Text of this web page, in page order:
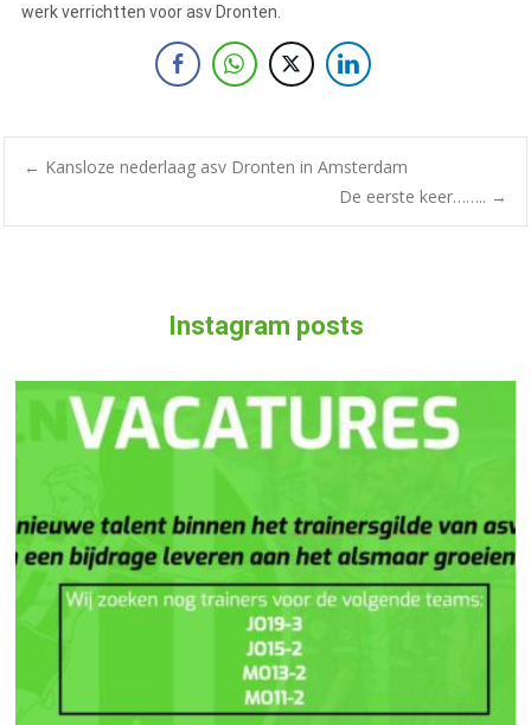
werk verrichtten voor asv Dronten.
← Kansloze nederlaag asv Dronten in Amsterdam
De eerste keer…….. →
Instagram posts